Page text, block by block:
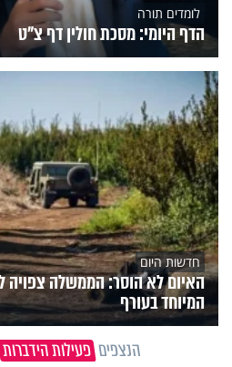
לומדים תורה
הדף היומי: מסכת חולין דף צ"ט
חדשות היום
האיום לא הוסר: הממשלה
המיוחד בעורף
הנצפים פעילות הידברות